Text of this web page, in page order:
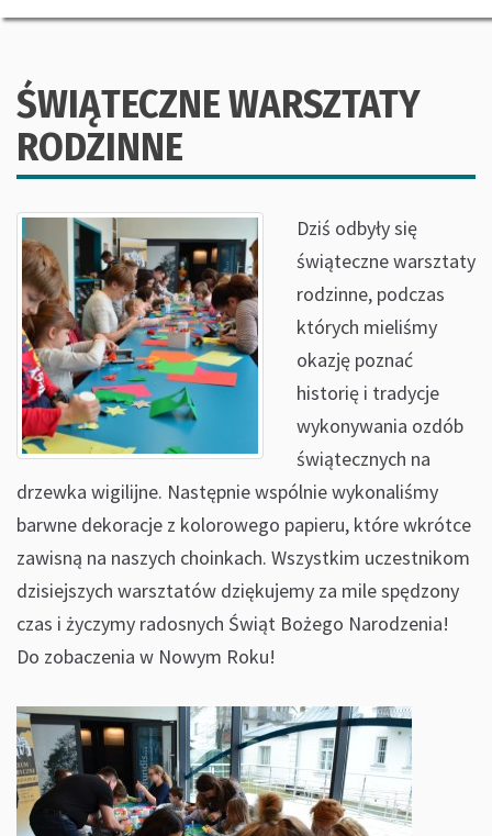
ŚWIĄTECZNE WARSZTATY
RODZINNE
Dziś odbyły się
świąteczne warsztaty
rodzinne, podczas
których mieliśmy
okazję poznać
historię i tradycje
wykonywania ozdób
świątecznych na
drzewka wigilijne. Następnie wspólnie wykonaliśmy
barwne dekoracje z kolorowego papieru, które wkrótce
zawisną na naszych choinkach. Wszystkim uczestnikom
dzisiejszych warsztatów dziękujemy za mile spędzony
czas i życzymy radosnych Świąt Bożego Narodzenia!
Do zobaczenia w Nowym Roku!